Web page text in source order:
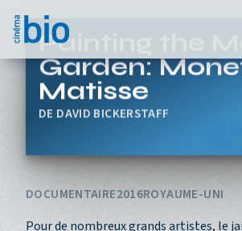
Painting the
Garden:
Matisse
DAVID BICKERSTAFF
DOCUMENTAIRE2016ROYAUME-UNI
Pour de nombreux grands artistes, le